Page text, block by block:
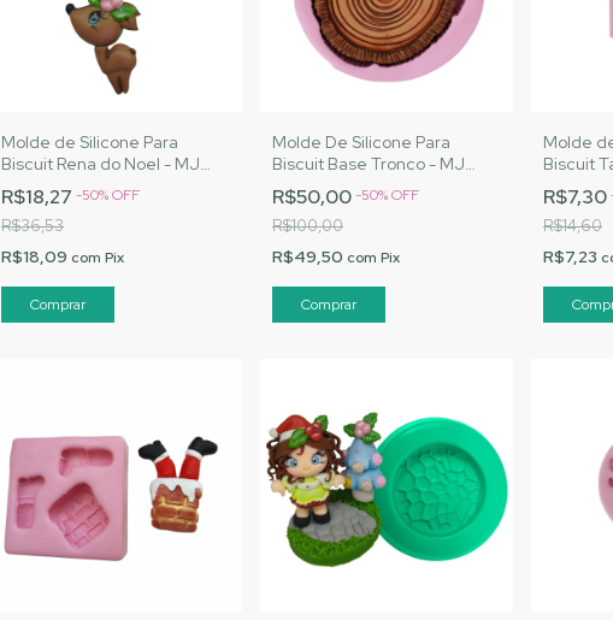
Molde de Silicone Para
Biscuit Rena do Noel - MJ
Artesanatos | Cód. A027
R$18,27 -50%OFF
R$36,53
R$18,09 com Pix
Molde De Silicone Para
Biscuit Base Tronco - MJ
Artesanatos |Cód. 2567
R$50,00-50%OFF
R$100,00
R$49,50 com Pix
Molde
Biscuit
R$7,30
R$14,60
R$7,23